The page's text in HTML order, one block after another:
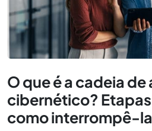
O que é a cadeia
cibernético?
como interrompê-la